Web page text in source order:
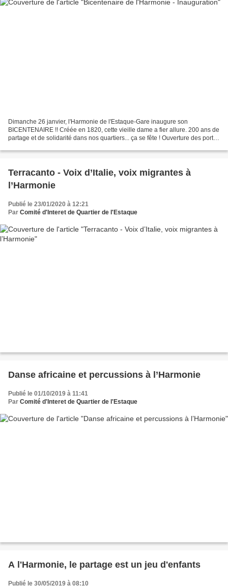
Dimanche 26 janvier, l'Harmonie de l'Estaque-Gare inaugure son
BICENTENAIRE !! Créée en 1820, cette vieille dame a fier allure. 200 ans de
partage et de solidarité dans nos quartiers... ça se fête ! Ouverture des portes
Terracanto - Voix d’Italie, voix migrantes à
l’Harmonie
Publié le 23/01/2020 à 12:21
Par Comité d'Interet de Quartier de l'Estaque
Danse africaine et percussions à l’Harmonie
Publié le 01/10/2019 à 11:41
Par Comité d'Interet de Quartier de l'Estaque
A l'Harmonie, le partage est un jeu d'enfants
Publié le 30/05/2019 à 08:10